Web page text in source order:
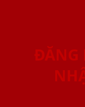
ĐĂNG